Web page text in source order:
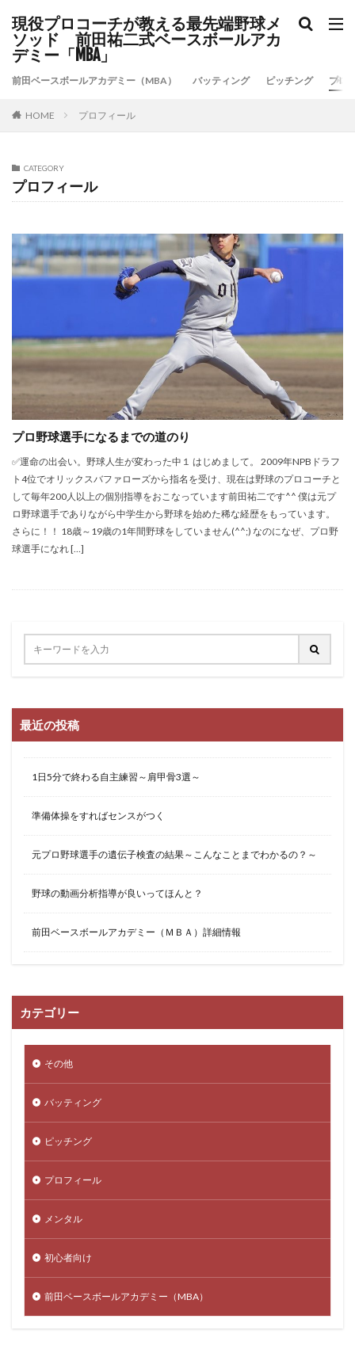
現役プロコーチが教える最先端野球メ
ソッド 前田祐二式ベースボールアカ
デミー「MBA」
前田ベースボールアカデミー（MBA） バッティング ピッチング プロ
HOME プロフィール
CATEGORY
プロフィール
プロ野球選手になるまでの道のり
✅運命の出会い。野球人生が変わった中１ はじめまして。 2009年NPBドラフ
ト4位でオリックスバファローズから指名を受け、現在は野球のプロコーチと
して毎年200人以上の個別指導をおこなっています前田祐二です^^ 僕は元プ
ロ野球選手でありながら中学生から野球を始めた稀な経歴をもっています。
さらに！！ 18歳～19歳の1年間野球をしていません(^^;) なのになぜ、プロ野
球選手になれ […]
最近の投稿
1日5分で終わる自主練習～肩甲骨3選～
準備体操をすればセンスがつく
元プロ野球選手の遺伝子検査の結果～こんなことまでわかるの？～
野球の動画分析指導が良いってほんと？
前田ベースボールアカデミー（ＭＢＡ）詳細情報
カテゴリー
その他
バッティング
ピッチング
プロフィール
メンタル
初心者向け
前田ベースボールアカデミー（MBA）